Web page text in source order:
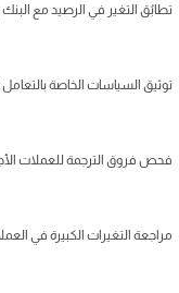
تطابُق التغير في الرصيد مع
توثيق السياسات الخاصة بالتعامل
فحص فروق الترجمة للعملات
مراجعة التغيرات الكبيرة في